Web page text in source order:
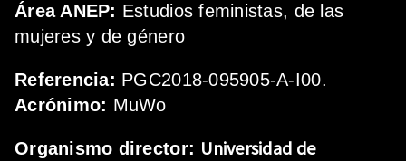
Área ANEP: Estudios feministas, de las
mujeres y de género
Referencia: PGC2018-095905-A-I00.
Acrónimo: MuWo
Organismo director: Universidad de